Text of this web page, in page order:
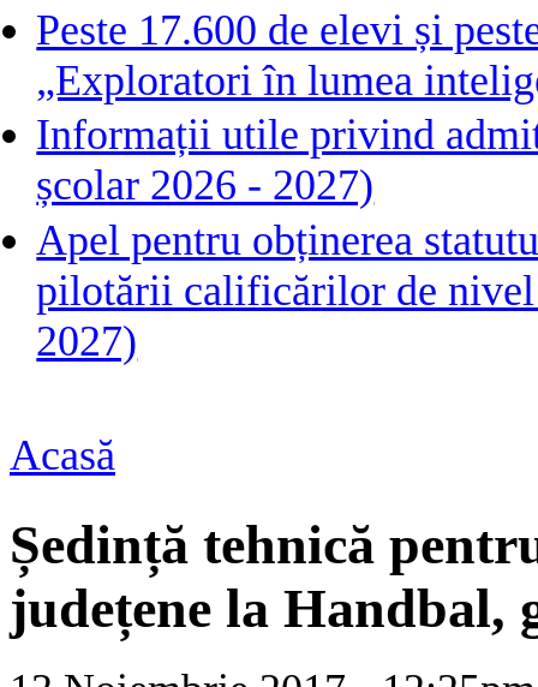
Peste 17.600 de elevi și
„Exploratori în lumea
Informații utile privind
școlar 2026 - 2027)
Apel pentru obținerea
pilotării calificărilor de
2027)
Eşti aici
Acasă
Ședință tehnică
județene la Handbal,